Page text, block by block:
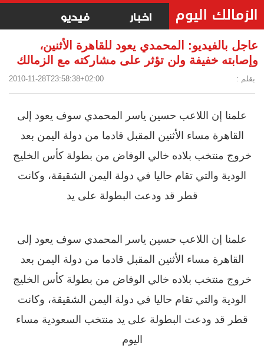
اخبار فيديو
عاجل بالفيديو: المحمدي يعود للقاهرة الأثنين،
وإصابته خفيفة ولن تؤثر على مشاركته مع الزمالك
بقلم : 2010-11-28T23:58:38+02:00
علمنا إن اللاعب حسين ياسر المحمدي سوف يعود إلى
القاهرة مساء الأثنين المقبل قادما من دولة اليمن بعد
خروج منتخب بلاده خالي الوفاض من بطولة كأس الخليج
الودية والتي تقام حاليا في دولة اليمن الشقيقة، وكانت
قطر قد ودعت البطولة على يد
علمنا إن اللاعب حسين ياسر المحمدي سوف يعود إلى
القاهرة مساء الأثنين المقبل قادما من دولة اليمن بعد
خروج منتخب بلاده خالي الوفاض من بطولة كأس الخليج
الودية والتي تقام حاليا في دولة اليمن الشقيقة، وكانت
قطر قد ودعت البطولة على يد منتخب السعودية مساء
اليوم